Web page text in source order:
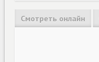
Смотреть онлайн